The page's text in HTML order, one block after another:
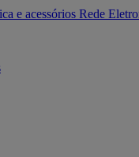
e acessórios Rede